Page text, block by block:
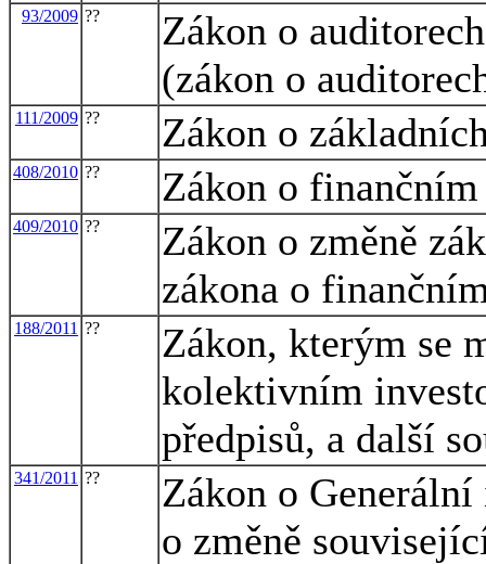
93/2009 ??
Zákon o
(zákon o
111/2009 ?? Zákon o
408/2010 ?? Zákon o
409/2010 ??
Zákon o změně
zákona o
188/2011 ??
Zákon, kterým se
kolektivním
předpisů, a další
341/2011 ??
Zákon o
o změně